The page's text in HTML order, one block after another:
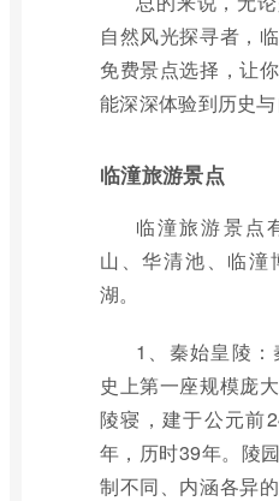
自然风光探寻者，
免费景点选择，让
能深深体验到历史与
临潼旅游景点
临潼旅游景点
山、华清池、临潼
湖。
1、秦始皇陵
史上第一座规模庞
陵寝，建于公元前
年，历时39年。陵
制不同、内涵各异